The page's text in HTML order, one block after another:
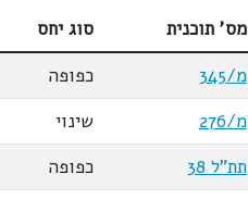
מס' תוכנית סוג יחס
מ/345
כפופה
מ/276
שינוי
תת"ל 38
כפופה